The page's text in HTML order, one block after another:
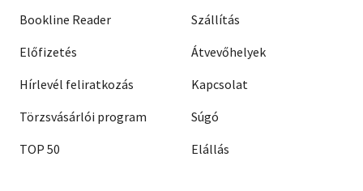
Bookline Reader
Előfizetés
Hírlevél feliratkozás
Törzsvásárlói program
TOP 50
Szállítás
Átvevőhelyek
Kapcsolat
Súgó
Elállás